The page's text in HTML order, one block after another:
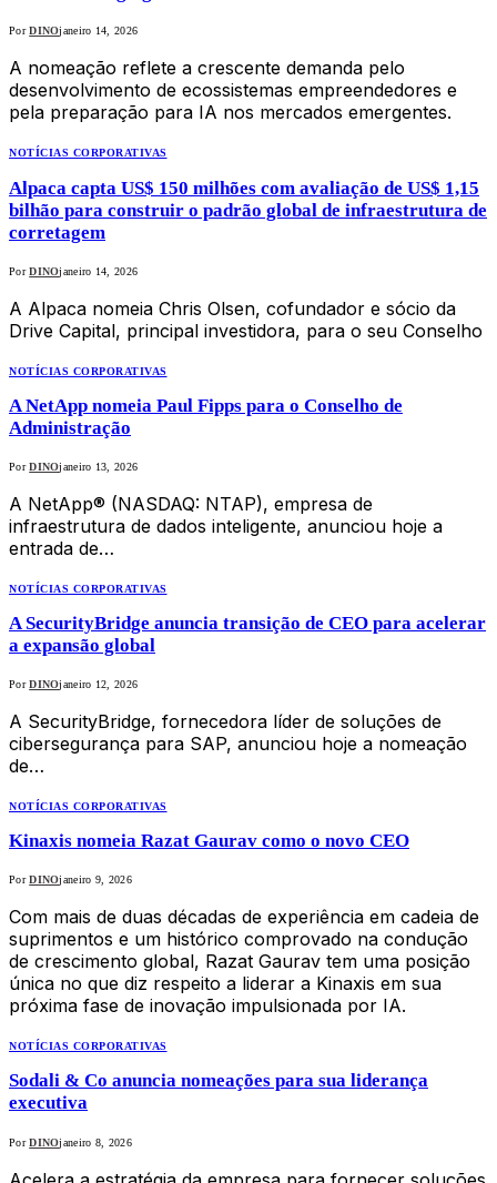
Por DINOjaneiro 14, 2026
A nomeação reflete a crescente demanda pelo
desenvolvimento de ecossistemas empreendedores e
pela preparação para IA nos mercados emergentes.
NOTÍCIAS CORPORATIVAS
Alpaca capta US$ 150 milhões com avaliação de US$ 1,15
bilhão para construir o padrão global de infraestrutura de
corretagem
Por DINOjaneiro 14, 2026
A Alpaca nomeia Chris Olsen, cofundador e sócio da
Drive Capital, principal investidora, para o seu Conselho
NOTÍCIAS CORPORATIVAS
A NetApp nomeia Paul Fipps para o Conselho de
Administração
Por DINOjaneiro 13, 2026
A NetApp® (NASDAQ: NTAP), empresa de
infraestrutura de dados inteligente, anunciou hoje a
entrada de…
NOTÍCIAS CORPORATIVAS
A SecurityBridge anuncia transição de CEO para acelerar
a expansão global
Por DINOjaneiro 12, 2026
A SecurityBridge, fornecedora líder de soluções de
cibersegurança para SAP, anunciou hoje a nomeação
de…
NOTÍCIAS CORPORATIVAS
Kinaxis nomeia Razat Gaurav como o novo CEO
Por DINOjaneiro 9, 2026
Com mais de duas décadas de experiência em cadeia de
suprimentos e um histórico comprovado na condução
de crescimento global, Razat Gaurav tem uma posição
única no que diz respeito a liderar a Kinaxis em sua
próxima fase de inovação impulsionada por IA.
NOTÍCIAS CORPORATIVAS
Sodali & Co anuncia nomeações para sua liderança
executiva
Por DINOjaneiro 8, 2026